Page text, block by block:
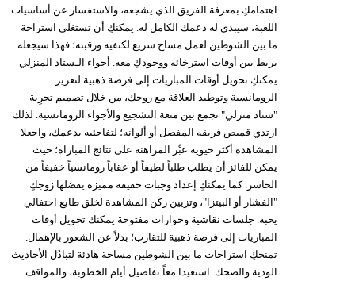
اهتمامكِ بمعرفة الفريق الذي يشجعه، والاستفسار عن أساسيات
اللعبة، سيبدي له دعمك الكامل له. يمكنكِ أن تستغلي استراحة
ما بين الشوطين لعمل مساج سريع لكتفيه ورقبته؛ فهذا سيجعله
يربط بين أوقات استرخائه ووجودكِ معه. أجواء الـستاد المنزلي
يمكنكِ تحويل أوقات المباريات إلى فرصة ذهبية لتعزيز
الرومانسية وتوطيد العلاقة مع زوجك، من خلال تصميم تجرِبة
"ستاد منزلي" تجمع بين متعة التشجيع والأجواء الرومانسية. لذلك
ارتدي قميص فريقه المفضل أو ألوانه؛ لتفاجئيه بدعمك، واجعلا
المشاهدة أكثر حيوية عبْر المراهنة على نتائج المباراة؛ حيث
يمكن للفائز أن يطلب طلباً لطيفاً أو عقاباً رومانسياً خفيفاً من
الخاسر. كما يمكنكِ إعداد وجبات خفيفة مميزة يفضلها زوجكِ
"الفشار أو البيتزا"، وتزيين ركن المشاهدة لخلق طابع احتفالي
يحبه. جلسات نقاشية وحوارات مفتوحة يمكنك تحويل أوقات
المباريات إلى فرصة ذهبية للتقارب؛ بدلاً عن الشعور بالإهمال.
تمنحكِ استراحات ما بين الشوطين مساحة هادئة لتبادُل الأحاديث
الودية والضحك. استعيدا معاً تفاصيل أيام الخطوبة، والمواقف